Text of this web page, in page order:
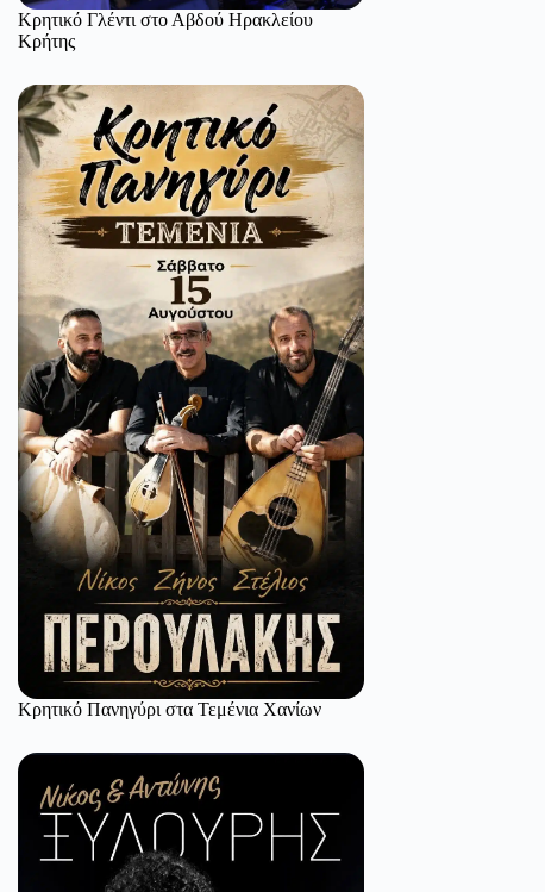
Κρητικό Γλέντι στο Αβδού Ηρακλείου
Κρήτης
Κρητικό Πανηγύρι στα Τεμένια Χανίων